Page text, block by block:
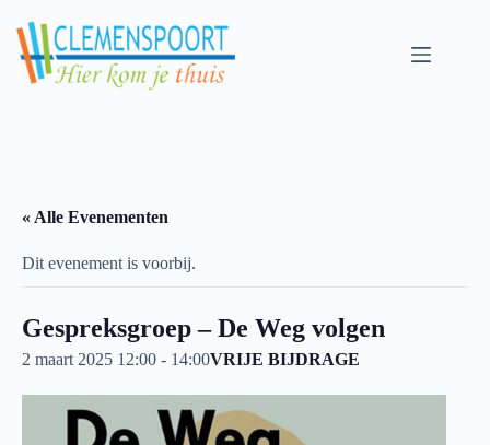
content
« Alle Evenementen
Dit evenement is voorbij.
Gespreksgroep – De Weg volgen
2 maart 2025 12:00 - 14:00VRIJE BIJDRAGE